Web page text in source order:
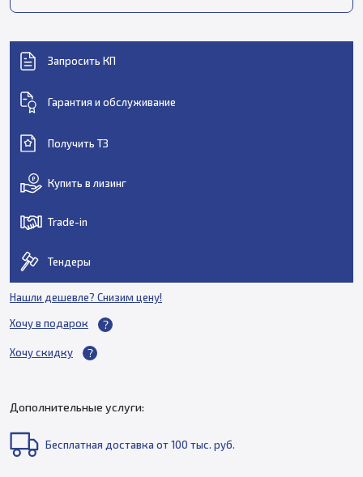
Запросить КП
Гарантия и обслуживание
Получить ТЗ
Купить в лизинг
Trade-in
Тендеры
Нашли дешевле? Снизим цену!
Хочу в подарок
Хочу скидку
Дополнительные услуги:
Бесплатная доставка от 100 тыс. руб.